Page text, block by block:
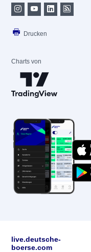
Drucken
Charts von
live.deutsche-
boerse.com